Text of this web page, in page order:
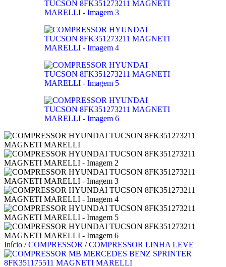
Início / COMPRESSOR / COMPRESSOR LINHA LEVE